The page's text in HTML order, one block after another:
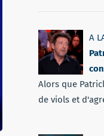
A
Alors que
de viols et